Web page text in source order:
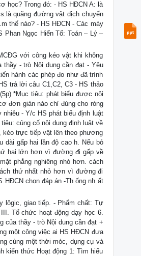
học? Trong đó: - HS HĐCN A: là
quãng đường vật dịch chuyển
thế nào? - HS HĐCN - Các máy
Ngọc Hiển Tổ: Toán – Lý –
với công kéo vật khi không
- trò Nội dung cần đạt - Yêu
hành các phép đo như đã trình
trả lời câu C1,C2, C3 - HS thảo
*Mục tiêu: phát biểu được nôi
đơn giản nào chỉ đúng cho ròng
- Y/c HS phát biểu định luật
củng cố nội dung định luật về
kéo trực tiếp vật lên theo phương
dài gấp hai lần độ cao h. Nếu bỏ
hai lớn hơn vì đường đi gấp về
phẳng nghiêng nhỏ hơn. cách
thứ nhất nhỏ hơn vì đường đi
chọn đáp án -Th ống nh ất
lôgic, giao tiếp. - Phẩm chất: Tự
Tổ chức hoạt động dạy học 6.
của thầy - trò Nội dung cần đạt +
một công việc ai HS HĐCN đưa
cùng một thời móc, dụng cụ và
kiến thức Hoạt động 1: Tìm hiểu